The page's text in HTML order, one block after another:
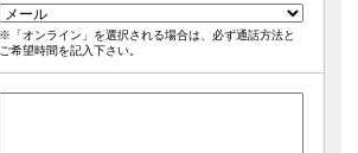
※「オンライン」を選択される場合は、必ず通話方法と
ご希望時間を記入下さい。